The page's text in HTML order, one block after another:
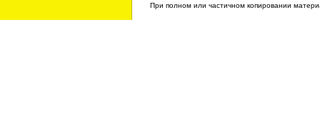
При полном или частичном копировании